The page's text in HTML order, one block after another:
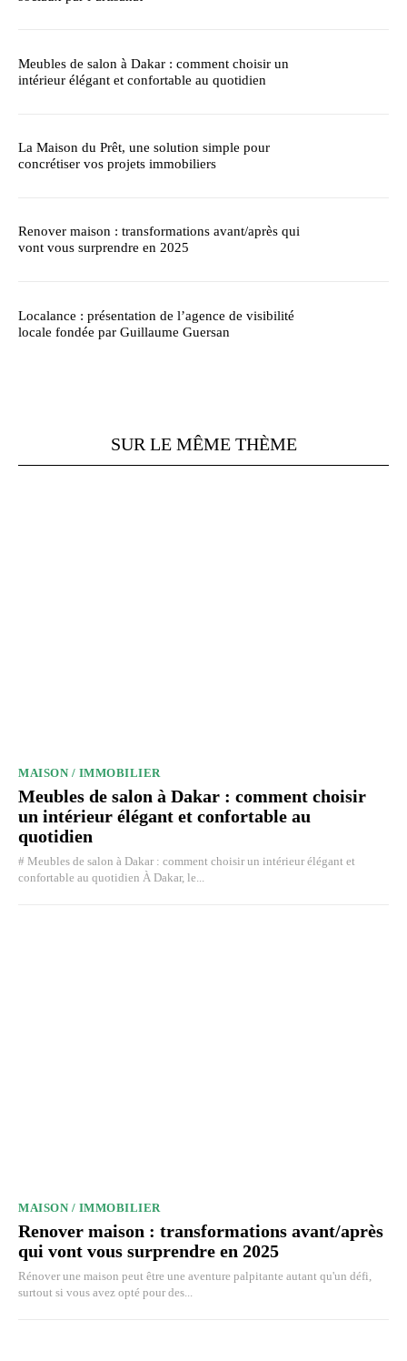
Meubles de salon à Dakar : comment choisir un
intérieur élégant et confortable au quotidien
La Maison du Prêt, une solution simple pour
concrétiser vos projets immobiliers
Renover maison : transformations avant/après qui
vont vous surprendre en 2025
Localance : présentation de l’agence de visibilité
locale fondée par Guillaume Guersan
SUR LE MÊME THÈME
MAISON / IMMOBILIER
Meubles de salon à Dakar : comment choisir
un intérieur élégant et confortable au
quotidien
# Meubles de salon à Dakar : comment choisir un intérieur élégant et
confortable au quotidien À Dakar, le...
MAISON / IMMOBILIER
Renover maison : transformations avant/après
qui vont vous surprendre en 2025
Rénover une maison peut être une aventure palpitante autant qu'un défi,
surtout si vous avez opté pour des...